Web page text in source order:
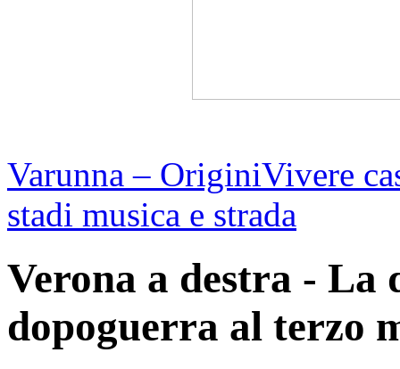
Varunna ‎– OriginiVivere
stadi musica e strada
Verona a destra - La
dopoguerra al terzo